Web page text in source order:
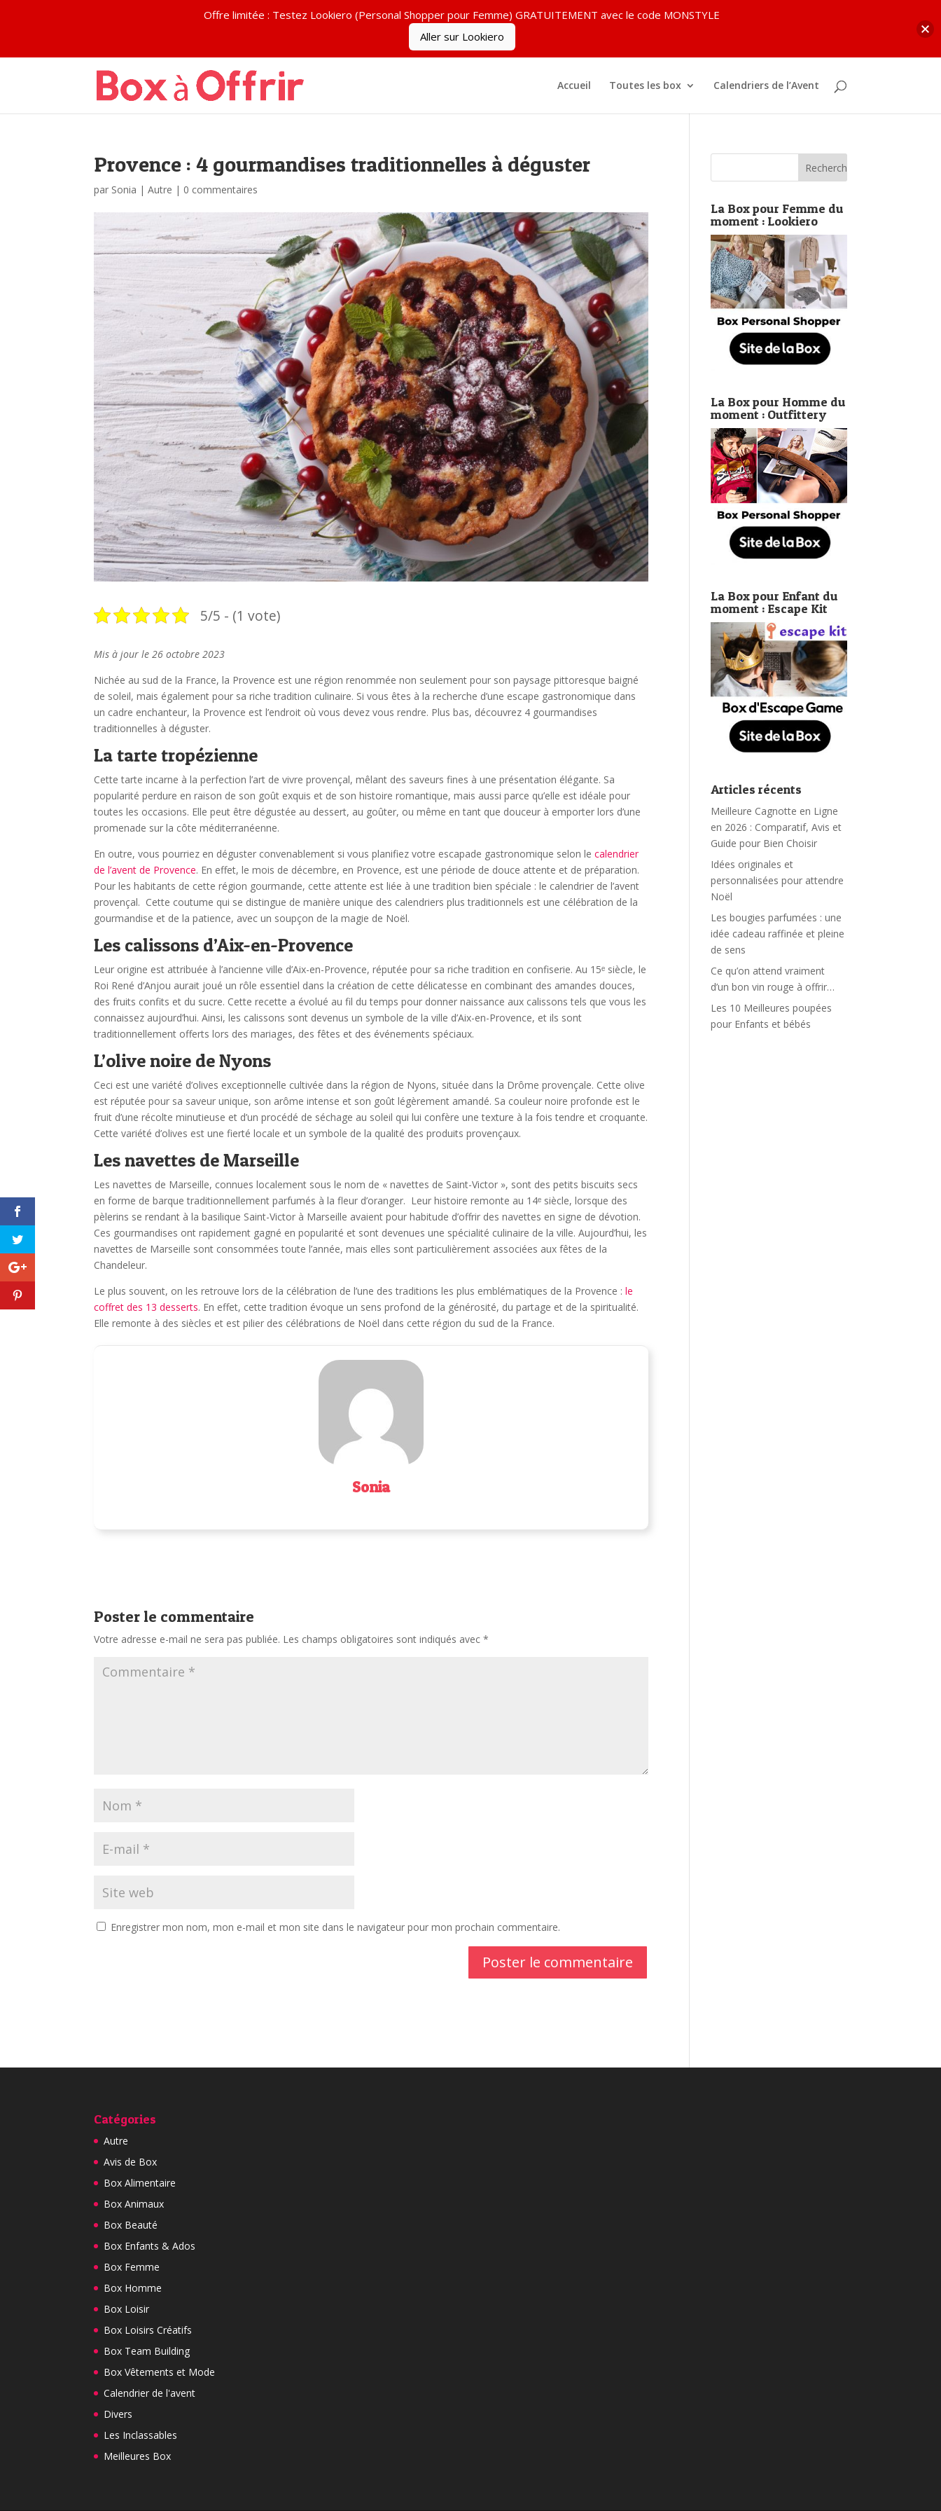
Accueil Toutes les box Calendriers de l’Avent
Provence : 4 gourmandises traditionnelles à déguster
par Sonia |Autre | 0 commentaires
5/5 - (1 vote)
Mis à jour le 26 octobre 2023
Nichée au sud de la France, la Provence est une région renommée non seulement pour son paysage pittoresque baigné
de soleil, mais également pour sa riche tradition culinaire. Si vous êtes à la recherche d’une escape gastronomique dans
un cadre enchanteur, la Provence est l’endroit où vous devez vous rendre. Plus bas, découvrez 4 gourmandises
traditionnelles à déguster.
La tarte tropézienne
Cette tarte incarne à la perfection l’art de vivre provençal, mêlant des saveurs fines à une présentation élégante. Sa
popularité perdure en raison de son goût exquis et de son histoire romantique, mais aussi parce qu’elle est idéale pour
toutes les occasions. Elle peut être dégustée au dessert, au goûter, ou même en tant que douceur à emporter lors d’une
promenade sur la côte méditerranéenne.
En outre, vous pourriez en déguster convenablement si vous planifiez votre escapade gastronomique selon lecalendrier
de l’avent de Provence. En effet, le mois de décembre, en Provence, est une période de douce attente et de préparation.
Pour les habitants de cette région gourmande, cette attente est liée à une tradition bien spéciale : le calendrier de l’avent
provençal. Cette coutume qui se distingue de manière unique des calendriers plus traditionnels est une célébration de la
gourmandise et de la patience, avec un soupçon de la magie de Noël.
Les calissons d’Aix-en-Provence
Leur origine est attribuée à l’ancienne ville d’Aix-en-Provence, réputée pour sa riche tradition en confiserie. Au 15ᵉ siècle, le
Roi René d’Anjou aurait joué un rôle essentiel dans la création de cette délicatesse en combinant des amandes douces,
des fruits confits et du sucre. Cette recette a évolué au fil du temps pour donner naissance aux calissons tels que vous les
connaissez aujourd’hui. Ainsi, les calissons sont devenus un symbole de la ville d’Aix-en-Provence, et ils sont
traditionnellement offerts lors des mariages, des fêtes et des événements spéciaux.
L’olive noire de Nyons
Ceci est une variété d’olives exceptionnelle cultivée dans la région de Nyons, située dans la Drôme provençale. Cette olive
est réputée pour sa saveur unique, son arôme intense et son goût légèrement amandé. Sa couleur noire profonde est le
fruit d’une récolte minutieuse et d’un procédé de séchage au soleil qui lui confère une texture à la fois tendre et croquante.
Cette variété d’olives est une fierté locale et un symbole de la qualité des produits provençaux.
Les navettes de Marseille
Les navettes de Marseille, connues localement sous le nom de « navettes de Saint-Victor », sont des petits biscuits secs
en forme de barque traditionnellement parfumés à la fleur d’oranger. Leur histoire remonte au 14ᵉ siècle, lorsque des
pèlerins se rendant à la basilique Saint-Victor à Marseille avaient pour habitude d’offrir des navettes en signe de dévotion.
Ces gourmandises ont rapidement gagné en popularité et sont devenues une spécialité culinaire de la ville. Aujourd’hui, les
navettes de Marseille sont consommées toute l’année, mais elles sont particulièrement associées aux fêtes de la
Chandeleur.
Le plus souvent, on les retrouve lors de la célébration de l’une des traditions les plus emblématiques de la Provence :le
coffret des 13 desserts. En effet, cette tradition évoque un sens profond de la générosité, du partage et de la spiritualité.
Elle remonte à des siècles et est pilier des célébrations de Noël dans cette région du sud de la France.
Sonia
Poster le commentaire
Votre adresse e-mail ne sera pas publiée. Les champs obligatoires sont indiqués avec*
Enregistrer mon nom, mon e-mail et mon site dans le navigateur pour mon prochain commentaire.
La Box pour Femme du
moment : Lookiero
La Box pour Homme du
moment : Outfittery
La Box pour Enfant du
moment : Escape Kit
Articles récents
Meilleure Cagnotte en Ligne
en 2026 : Comparatif, Avis et
Guide pour Bien Choisir
Idées originales et
personnalisées pour attendre
Noël
Les bougies parfumées : une
idée cadeau raffinée et pleine
de sens
Ce qu’on attend vraiment
d’un bon vin rouge à offrir…
Les 10 Meilleures poupées
pour Enfants et bébés
Catégories
Autre
Avis de Box
Box Alimentaire
Box Animaux
Box Beauté
Box Enfants & Ados
Box Femme
Box Homme
Box Loisir
Box Loisirs Créatifs
Box Team Building
Box Vêtements et Mode
Calendrier de l'avent
Divers
Les Inclassables
Meilleures Box
Offre limitée : Testez Lookiero (Personal Shopper pour Femme) GRATUITEMENT avec le code MONSTYLE
Aller sur Lookiero